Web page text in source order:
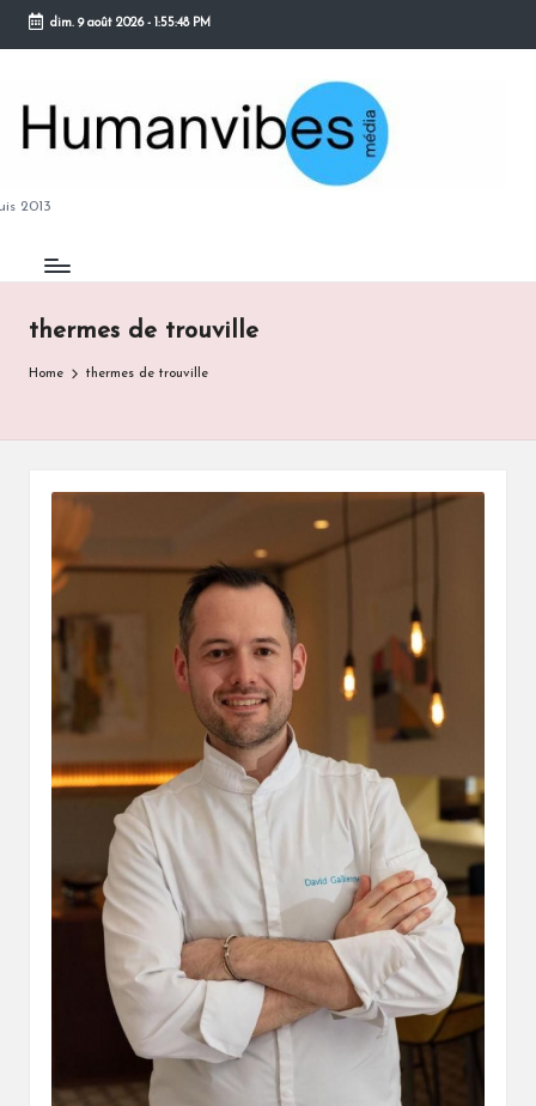
Skip
content
dim. 9 août 2026- 1:55:48 PM
2013
thermes de trouville
Home thermes de trouville